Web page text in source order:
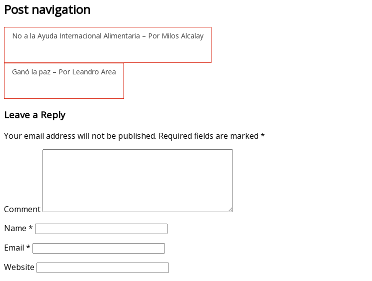
Post navigation
No a la Ayuda Internacional Alimentaria – Por Milos Alcalay
Ganó la paz – Por Leandro Area
Leave a Reply
Your email address will not be published. Required fields are marked *
Comment
Name *
Email *
Website